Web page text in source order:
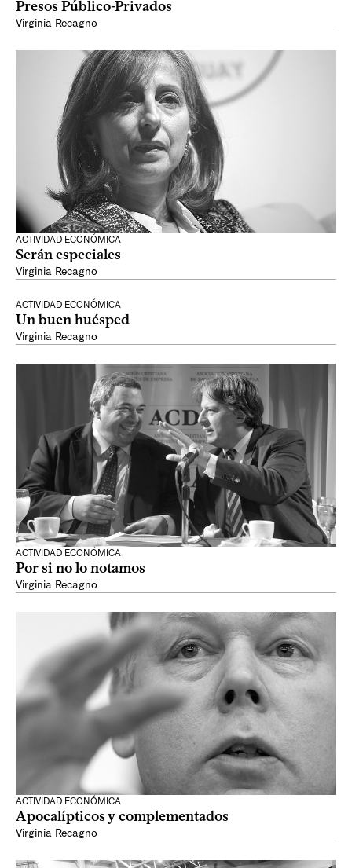
Presos Público-Privados
Virginia Recagno
ACTIVIDAD ECONÓMICA
Serán especiales
Virginia Recagno
ACTIVIDAD ECONÓMICA
Un buen huésped
Virginia Recagno
ACTIVIDAD ECONÓMICA
Por si no lo notamos
Virginia Recagno
ACTIVIDAD ECONÓMICA
Apocalípticos y complementados
Virginia Recagno